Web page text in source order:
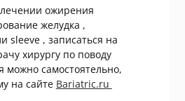
ожирения
желудка ,
sleeve , записаться на
хирургу по поводу
можно самостоятельно,
на сайте Bariatric.ru